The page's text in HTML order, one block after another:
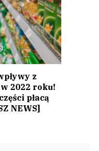
z
2022 roku!
płacą
NEWS]